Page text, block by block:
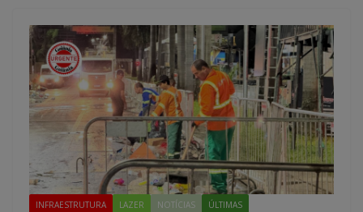
INFRAESTRUTURA LAZER NOTÍCIAS ÚLTIMAS